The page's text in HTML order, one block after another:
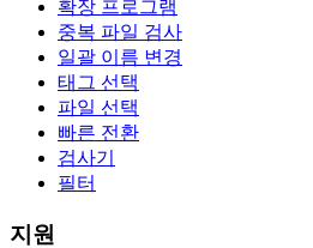
확장 프로그램
중복 파일 검사
일괄 이름 변경
태그 선택
파일 선택
빠른 전환
검사기
필터
지원